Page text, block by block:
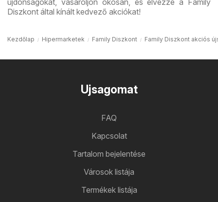
újdonságokat, vásároljon okosan, és élvezze a Family
Diszkont által kínált kedvező akciókat!
Kezdőlap Hipermarketek Family Diszkont Family Diszkont akciós
Ujsagomat
FAQ
Kapcsolat
Tartalom bejelentése
Városok listája
Termékek listája